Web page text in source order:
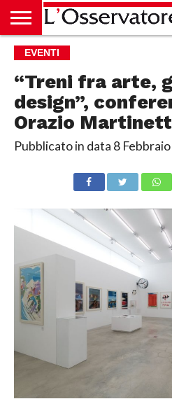
HOME
CULTURA
ECONOMIA
RUBRICHE
ARCHIVIO
PODCAST
ABBONAMENTO
CHI
ACCEDI
EVENTI
“Treni fra arte,
design”,
Orazio
Pubblicato in data 8